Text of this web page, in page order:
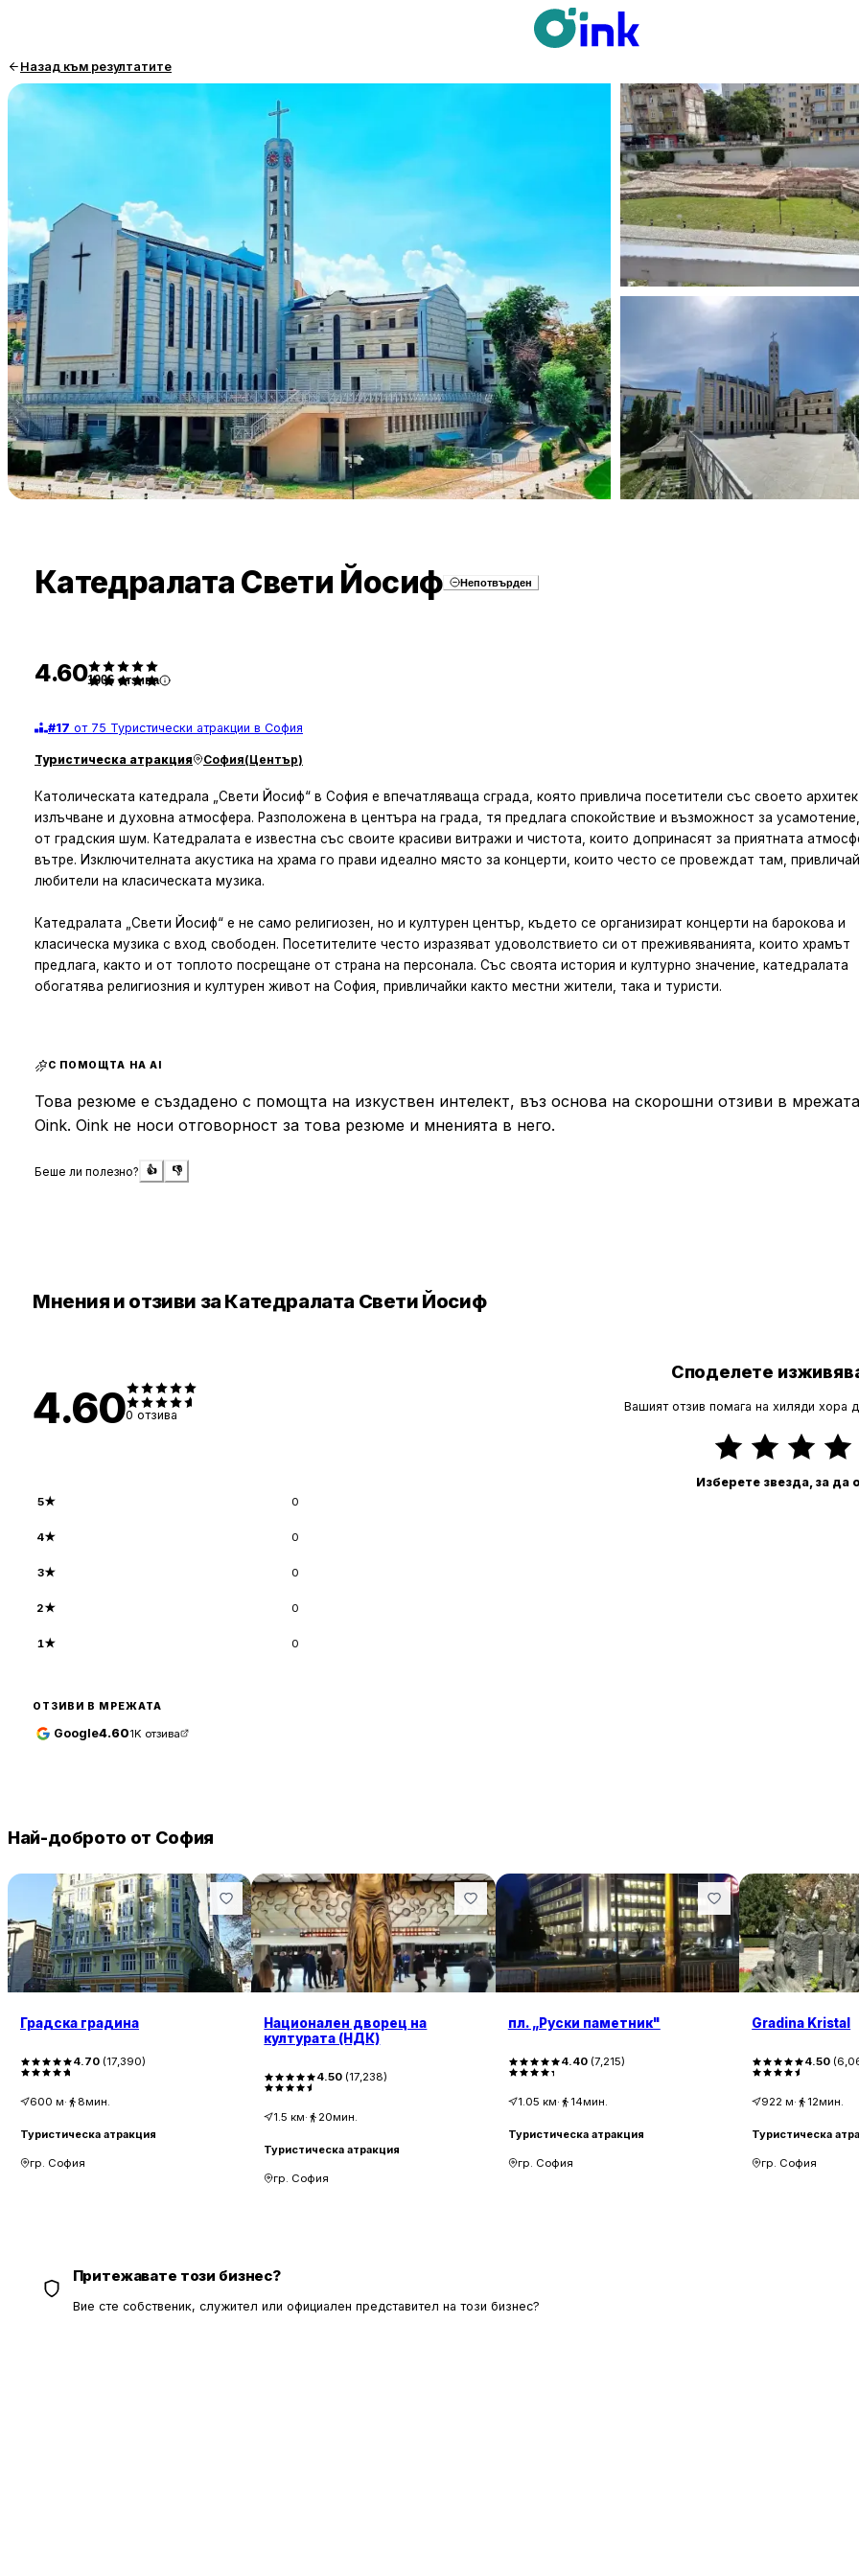
Назад към резултатите
Катедралата Свети Йосиф Непотвърден
4.601006 отзива
#17 от 75 Туристически атракции в София
Туристическа атракция София(Център)
Католическата катедрала „Свети Йосиф“ в София е впечатляваща сграда, която привлича посетители със своето
излъчване и духовна атмосфера. Разположена в центъра на града, тя предлага спокойствие и възможност за
от градския шум. Катедралата е известна със своите красиви витражи и чистота, които допринасят за приятната
вътре. Изключителната акустика на храма го прави идеално място за концерти, които често се провеждат там,
любители на класическата музика.
Катедралата „Свети Йосиф“ е не само религиозен, но и културен център, където се организират концерти на барокова и
класическа музика с вход свободен. Посетителите често изразяват удоволствието си от преживяванията, които храмът
предлага, както и от топлото посрещане от страна на персонала. Със своята история и културно значение, катедралата
обогатява религиозния и културен живот на София, привличайки както местни жители, така и туристи.
С ПОМОЩТА НА AI
Това резюме е създадено с помощта на изкуствен интелект, въз основа на скорошни отзиви в
Oink. Oink не носи отговорност за това резюме и мненията в него.
Беше ли полезно? 👍 👎
Мнения и отзиви за Катедралата Свети Йосиф
4.600 отзива
5★ 0
4★ 0
3★ 0
2★ 0
1★ 0
ОТЗИВИ В МРЕЖАТА
Google4.601K отзива
Споделете
Вашият отзив помага на хиляди хора
Изберете звезда, за да
Най-доброто от София
Градска градина
4.70 (17,390)
600 м· 8мин.
Туристическа атракция
гр. София
Национален дворец на
културата (НДК)
4.50 (17,238)
1.5 км· 20мин.
Туристическа атракция
гр. София
пл. „Руски паметник"
4.40(7,215)
1.05 км· 14мин.
Туристическа атракция
гр. София
Gradina Kristal
4.50 (
922 м· 12мин.
Туристическа
гр. София
Притежавате този бизнес?
Вие сте собственик, служител или официален представител на този бизнес?